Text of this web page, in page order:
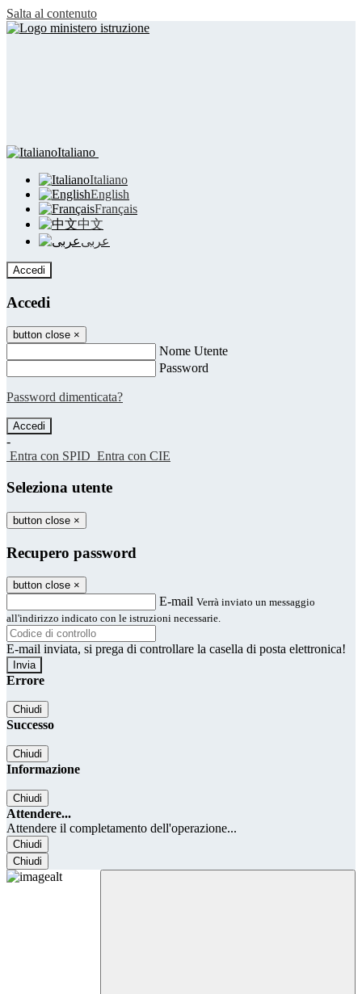
Salta al contenuto
Italiano
Italiano
English
Français
中文
عربى
Accedi
Accedi
button close ×
Nome Utente
Password
Password dimenticata?
-
Entra con SPID Entra con CIE
Seleziona utente
button close ×
Recupero password
button close ×
E-mail Verrà inviato un messaggio
all'indirizzo indicato con le istruzioni necessarie.
E-mail inviata, si prega di controllare la casella di posta elettronica!
Errore
Chiudi
Successo
Chiudi
Informazione
Chiudi
Attendere...
Attendere il completamento dell'operazione...
Chiudi
Chiudi